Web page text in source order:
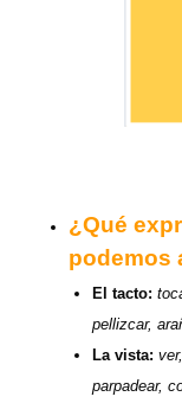
¿Qué
podemos
El tacto:
pellizcar,
La vista:
parpadear,